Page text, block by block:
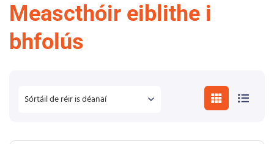
Meascthóir eiblithe i
bhfolús